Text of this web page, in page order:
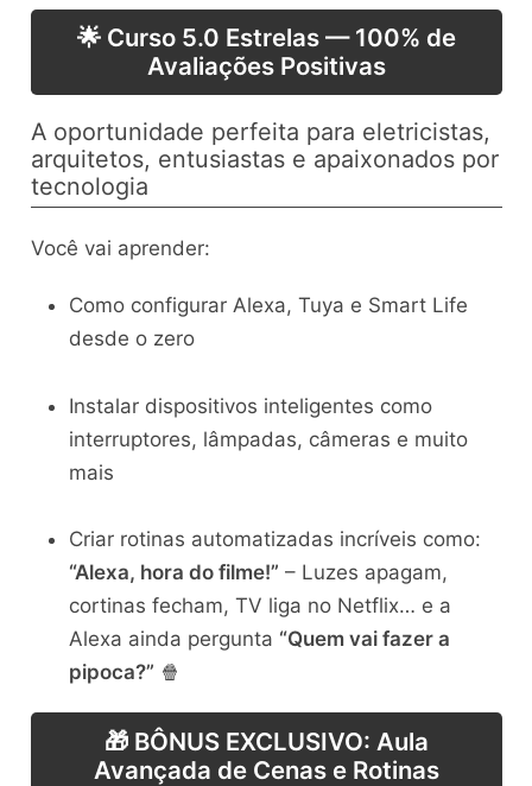
🌟 Curso 5.0 Estrelas — 100% de
Avaliações Positivas
A oportunidade perfeita para eletricistas,
arquitetos, entusiastas e apaixonados por
tecnologia
Você vai aprender:
Como configurar Alexa, Tuya e Smart Life
desde o zero
Instalar dispositivos inteligentes como
interruptores, lâmpadas, câmeras e muito
mais
Criar rotinas automatizadas incríveis como:
“Alexa, hora do filme!” – Luzes apagam,
cortinas fecham, TV liga no Netflix… e a
Alexa ainda pergunta “Quem vai fazer a
pipoca?” 🍿
🎁 BÔNUS EXCLUSIVO: Aula
Avançada de Cenas e Rotinas